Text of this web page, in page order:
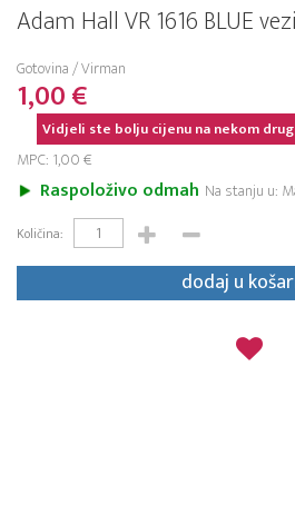
Adam Hall VR 1616 BLUE
Gotovina / Virman
1,00 €
Vidjeli ste bolju cijenu na nekom
MPC: 1,00 €
Raspoloživo odmah Na stanju u:
Količina:
dodaj u